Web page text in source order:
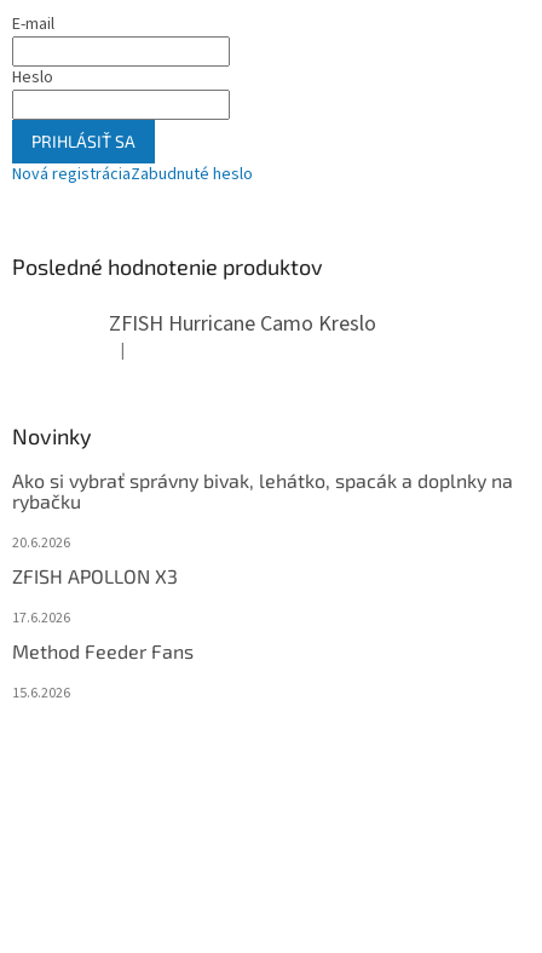
E-mail
Heslo
PRIHLÁSIŤ SA
Nová registráciaZabudnuté heslo
Posledné hodnotenie produktov
ZFISH Hurricane Camo Kreslo
Hodnotenie produktu je 5 z 5 hviezdičiek.
|
Novinky
Ako si vybrať správny bivak, lehátko, spacák a doplnky na
rybačku
20.6.2026
ZFISH APOLLON X3
17.6.2026
Method Feeder Fans
15.6.2026